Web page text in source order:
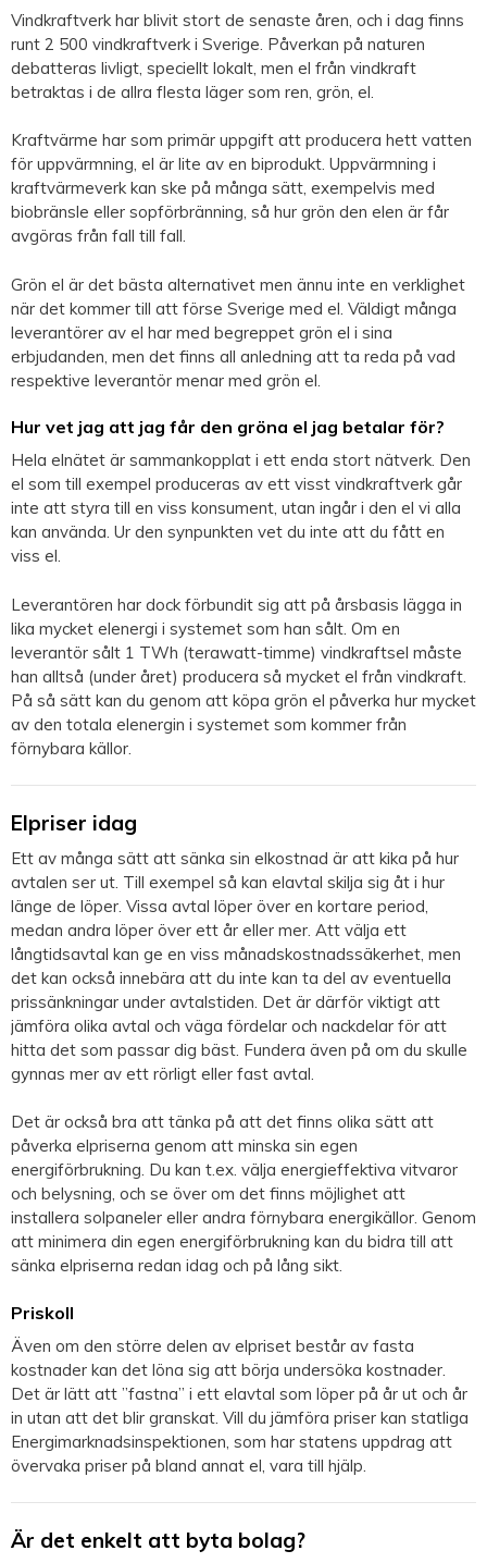
Vindkraftverk har blivit stort de senaste åren, och i dag finns
runt 2 500 vindkraftverk i Sverige. Påverkan på naturen
debatteras livligt, speciellt lokalt, men el från vindkraft
betraktas i de allra flesta läger som ren, grön, el.
Kraftvärme har som primär uppgift att producera hett vatten
för uppvärmning, el är lite av en biprodukt. Uppvärmning i
kraftvärmeverk kan ske på många sätt, exempelvis med
biobränsle eller sopförbränning, så hur grön den elen är får
avgöras från fall till fall.
Grön el är det bästa alternativet men ännu inte en verklighet
när det kommer till att förse Sverige med el. Väldigt många
leverantörer av el har med begreppet grön el i sina
erbjudanden, men det finns all anledning att ta reda på vad
respektive leverantör menar med grön el.
Hur vet jag att jag får den gröna el jag betalar för?
Hela elnätet är sammankopplat i ett enda stort nätverk. Den
el som till exempel produceras av ett visst vindkraftverk går
inte att styra till en viss konsument, utan ingår i den el vi alla
kan använda. Ur den synpunkten vet du inte att du fått en
viss el.
Leverantören har dock förbundit sig att på årsbasis lägga in
lika mycket elenergi i systemet som han sålt. Om en
leverantör sålt 1 TWh (terawatt-timme) vindkraftsel måste
han alltså (under året) producera så mycket el från vindkraft.
På så sätt kan du genom att köpa grön el påverka hur mycket
av den totala elenergin i systemet som kommer från
förnybara källor.
Elpriser idag
Ett av många sätt att sänka sin elkostnad är att kika på hur
avtalen ser ut. Till exempel så kan elavtal skilja sig åt i hur
länge de löper. Vissa avtal löper över en kortare period,
medan andra löper över ett år eller mer. Att välja ett
långtidsavtal kan ge en viss månadskostnadssäkerhet, men
det kan också innebära att du inte kan ta del av eventuella
prissänkningar under avtalstiden. Det är därför viktigt att
jämföra olika avtal och väga fördelar och nackdelar för att
hitta det som passar dig bäst. Fundera även på om du skulle
gynnas mer av ett rörligt eller fast avtal.
Det är också bra att tänka på att det finns olika sätt att
påverka elpriserna genom att minska sin egen
energiförbrukning. Du kan t.ex. välja energieffektiva vitvaror
och belysning, och se över om det finns möjlighet att
installera solpaneler eller andra förnybara energikällor. Genom
att minimera din egen energiförbrukning kan du bidra till att
sänka elpriserna redan idag och på lång sikt.
Priskoll
Även om den större delen av elpriset består av fasta
kostnader kan det löna sig att börja undersöka kostnader.
Det är lätt att ”fastna” i ett elavtal som löper på år ut och år
in utan att det blir granskat. Vill du jämföra priser kan statliga
Energimarknadsinspektionen, som har statens uppdrag att
övervaka priser på bland annat el, vara till hjälp.
Är det enkelt att byta bolag?